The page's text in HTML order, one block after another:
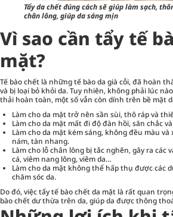
Tẩy da chết đúng cách sẽ giúp làm sạch,
chân lông, giúp da sáng mịn
Vì sao cần tẩy tế
mặt?
Tế bào chết là những tế bào da già cỗi, đã hoàn
và bị loại bỏ khỏi da. Tuy nhiên, không phải lúc
thải hoàn toàn, một số vẫn còn dính trên bề mặt
Làm cho da mặt trở nên sần sùi, thô ráp và
Làm cho da mặt mất đi độ đàn hồi, săn chắc
Làm cho da mặt kém sáng, không đều màu
nám, tàn nhang.
Làm cho lỗ chân lông bị tắc nghẽn, gây ra các
cá, viêm nang lông, viêm da…
Làm cho da mặt không thể hấp thụ được các
chăm sóc da.
Do đó, việctẩy tế bào chếtda mặt là rất quan
bào chết dư thừa trên da, giúp da được thông